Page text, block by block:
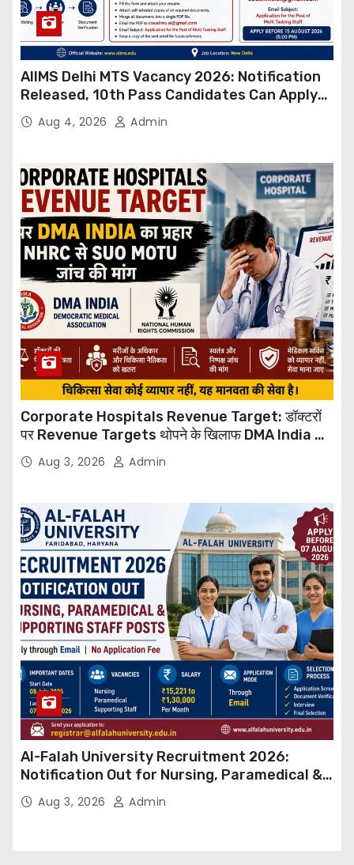
AIIMS Delhi MTS Vacancy 2026: Notification
Released, 10th Pass Candidates Can Apply
Through Email
Aug 4, 2026 Admin
Corporate Hospitals Revenue Target: डॉक्टरों
पर Revenue Targets थोपने के खिलाफ DMA India का
बड़ा कदम, NHRC से Suo Motu जांच की मांग
Aug 3, 2026 Admin
Al-Falah University Recruitment 2026:
Notification Out for Nursing, Paramedical &
Supporting Staff Posts, Apply Through Email
Aug 3, 2026 Admin